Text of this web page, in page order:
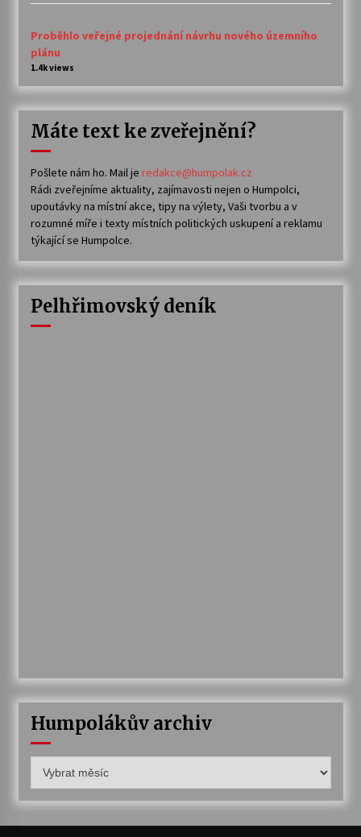
Proběhlo veřejné projednání návrhu nového územního
plánu
1.4k views
Máte text ke zveřejnění?
Pošlete nám ho. Mail je redakce@humpolak.cz
Rádi zveřejníme aktuality, zajímavosti nejen o Humpolci,
upoutávky na místní akce, tipy na výlety, Vaši tvorbu a v
rozumné míře i texty místních politických uskupení a reklamu
týkající se Humpolce.
Pelhřimovský deník
Humpolákův archiv
archiv